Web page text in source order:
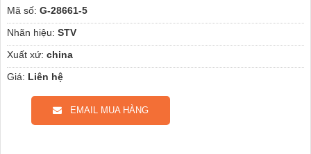
Mã số: G-28661-5
Nhãn hiệu: STV
Xuất xứ: china
Giá: Liên hệ
EMAIL MUA HÀNG